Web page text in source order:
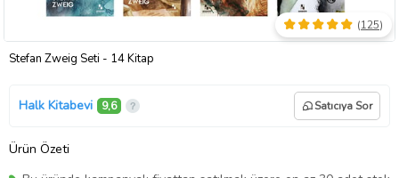
Stefan Zweig Seti - 14 Kitap
(125)
Halk Kitabevi 9,6 Satıcıya Sor
Ürün Özeti